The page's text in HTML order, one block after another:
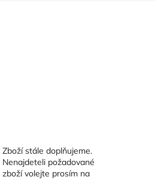
Zboží stále doplňujeme.
Nenajdeteli požadované
zboží volejte prosím na